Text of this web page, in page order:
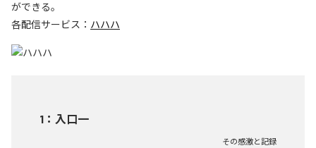
ができる。
各配信サービス： ハハハ
1 ： 入口一
その感激と記録